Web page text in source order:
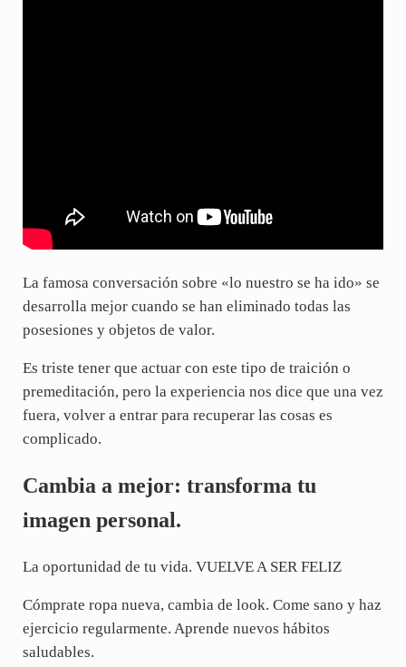
La famosa conversación sobre «lo nuestro se ha ido» se
desarrolla mejor cuando se han eliminado todas las
posesiones y objetos de valor.
Es triste tener que actuar con este tipo de traición o
premeditación, pero la experiencia nos dice que una vez
fuera, volver a entrar para recuperar las cosas es
complicado.
Cambia a mejor: transforma tu
imagen personal.
La oportunidad de tu vida. VUELVE A SER FELIZ
Cómprate ropa nueva, cambia de look. Come sano y haz
ejercicio regularmente. Aprende nuevos hábitos
saludables.